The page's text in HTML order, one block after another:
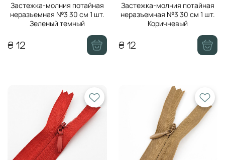
Застежка-молния потайная
неразъемная №3 30 см 1 шт.
Зеленый темный
₴ 12
Застежка-молния потайная
неразъемная №3 30 см 1 шт.
Коричневый
₴ 12